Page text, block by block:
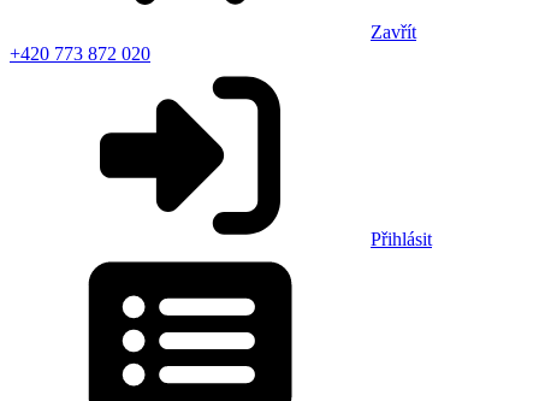
Zavřít
+420 773 872 020
Přihlásit